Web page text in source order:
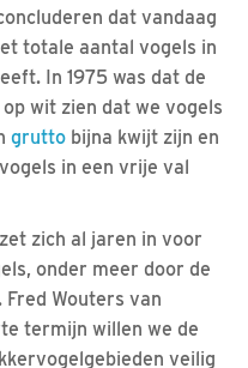
dat vandaag
totale aantal vogels in
In 1975 was dat de
wit zien dat we vogels
grutto bijna kwijt zijn en
in een vrije val
zich al jaren in voor
onder meer door de
Fred Wouters van
termijn willen we de
veilig